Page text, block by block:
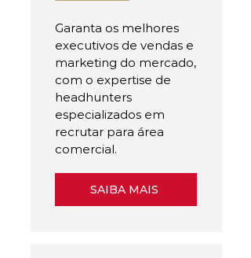
Garanta os melhores
executivos de vendas e
marketing do mercado,
com o expertise de
headhunters
especializados em
recrutar para área
comercial.
SAIBA MAIS